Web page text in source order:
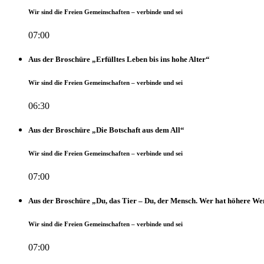
Wir sind die Freien Gemeinschaften – verbinde und sei
07:00
Aus der Broschüre „Erfülltes Leben bis ins hohe Alter“
Wir sind die Freien Gemeinschaften – verbinde und sei
06:30
Aus der Broschüre „Die Botschaft aus dem All“
Wir sind die Freien Gemeinschaften – verbinde und sei
07:00
Aus der Broschüre „Du, das Tier – Du, der Mensch. Wer hat höhere
Wir sind die Freien Gemeinschaften – verbinde und sei
07:00